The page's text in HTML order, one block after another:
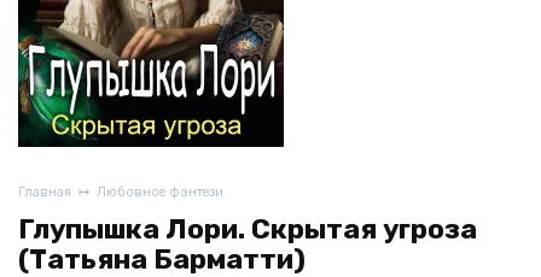
Главная Любовное фэнтези
Глупышка Лори. Скрытая угроза
(Татьяна Барматти)